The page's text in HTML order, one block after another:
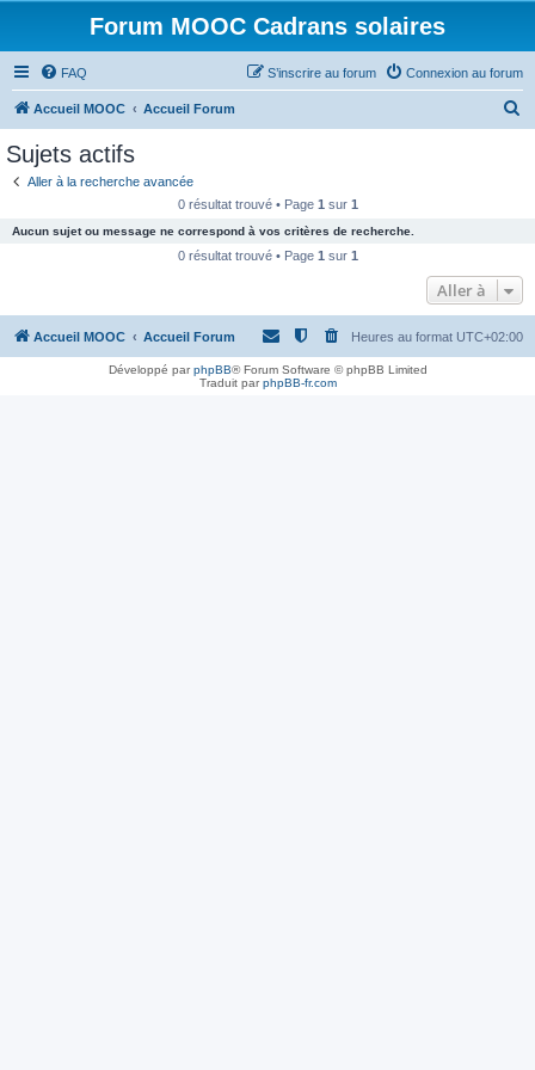
Forum MOOC Cadrans solaires
FAQ Connexion au forum
S’inscrire au forum
Accueil MOOC Accueil Forum
c
e
Sujets actifs
Aller à la recherche avancée
0 résultat trouvé • Page 1 sur 1
Aucun sujet ou message ne correspond à vos critères de recherche.
0 résultat trouvé • Page 1 sur 1
Aller à
Accueil MOOC Accueil Forum Heures au format UTC+02:00
Développé parphpBB® Forum Software © phpBB Limited
Traduit parphpBB-fr.com